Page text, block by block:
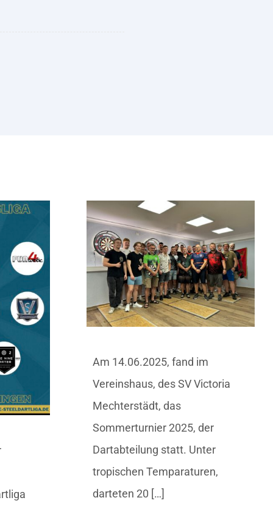
Am 14.06.2025, fand im
Vereinshaus, des SV Victoria
Mechterstädt, das
Sommerturnier 2025, der
Dartabteilung statt. Unter
tropischen Temparaturen,
darteten 20 […]